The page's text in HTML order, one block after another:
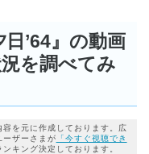
日’64』の動画
を調べてみ
を元に作成しております。広
ーザーさまが 「今すぐ視聴でき
キング決定しております。